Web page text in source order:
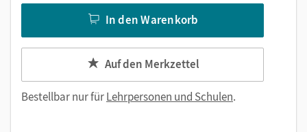
In den Warenkorb
Auf den Merkzettel
Bestellbar nur fürLehrpersonen und Schulen.